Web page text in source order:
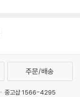
주문/배송
중고샵 1566-4295